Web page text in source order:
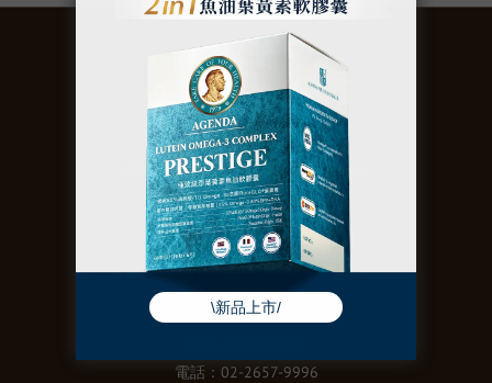
關於
聚美世股份有限公司
購買須知｜退換貨政策｜
隱私權政策｜防詐騙聲明｜會員權益
電話：02-2657-9996